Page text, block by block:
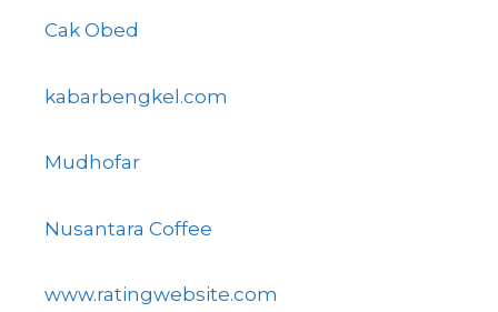
Cak Obed
kabarbengkel.com
Mudhofar
Nusantara Coffee
www.ratingwebsite.com